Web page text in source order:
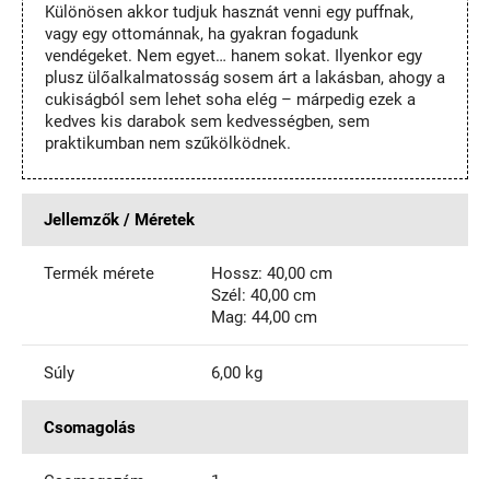
Különösen akkor tudjuk hasznát venni egy puffnak,
vagy egy ottománnak, ha gyakran fogadunk
vendégeket. Nem egyet… hanem sokat. Ilyenkor egy
plusz ülőalkalmatosság sosem árt a lakásban, ahogy a
cukiságból sem lehet soha elég – márpedig ezek a
kedves kis darabok sem kedvességben, sem
praktikumban nem szűkölködnek.
Jellemzők / Méretek
Termék mérete
Hossz: 40,00 cm
Szél: 40,00 cm
Mag: 44,00 cm
Súly 6,00 kg
Csomagolás